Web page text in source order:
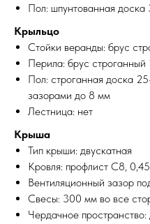
Пол: шпунтованная
Крыльцо
Стойки веранды: брус
Перила: брус
Пол: строганная доска
зазорами до 8 мм
Лестница: нет
Крыша
Тип крыши: двускатная
Кровля: профлист С8,
Вентиляционный зазор
Свесы: 300 мм во все
Чердачное пространство: